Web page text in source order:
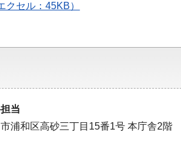
クセル：45KB）
当
浦和区高砂三丁目15番1号 本庁舎2階